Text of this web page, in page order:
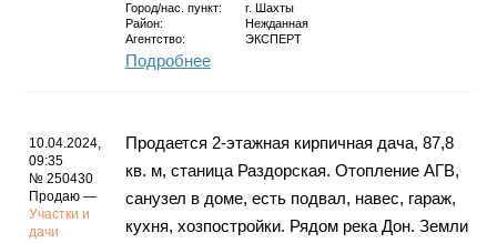
Город/нас. пункт: г.
Шахты
Район:
Нежданная
Агентство:
ЭКСПЕРТ
Подробнее
10.04.2024,
09:35
№ 250430
Продаю —
Участки и
дачи
Продается 2-этажная кирпичная дача, 87,8
кв. м, станица Раздорская. Отопление АГВ,
санузел в доме, есть подвал, навес, гараж,
кухня, хозпостройки. Рядом река Дон. Земли